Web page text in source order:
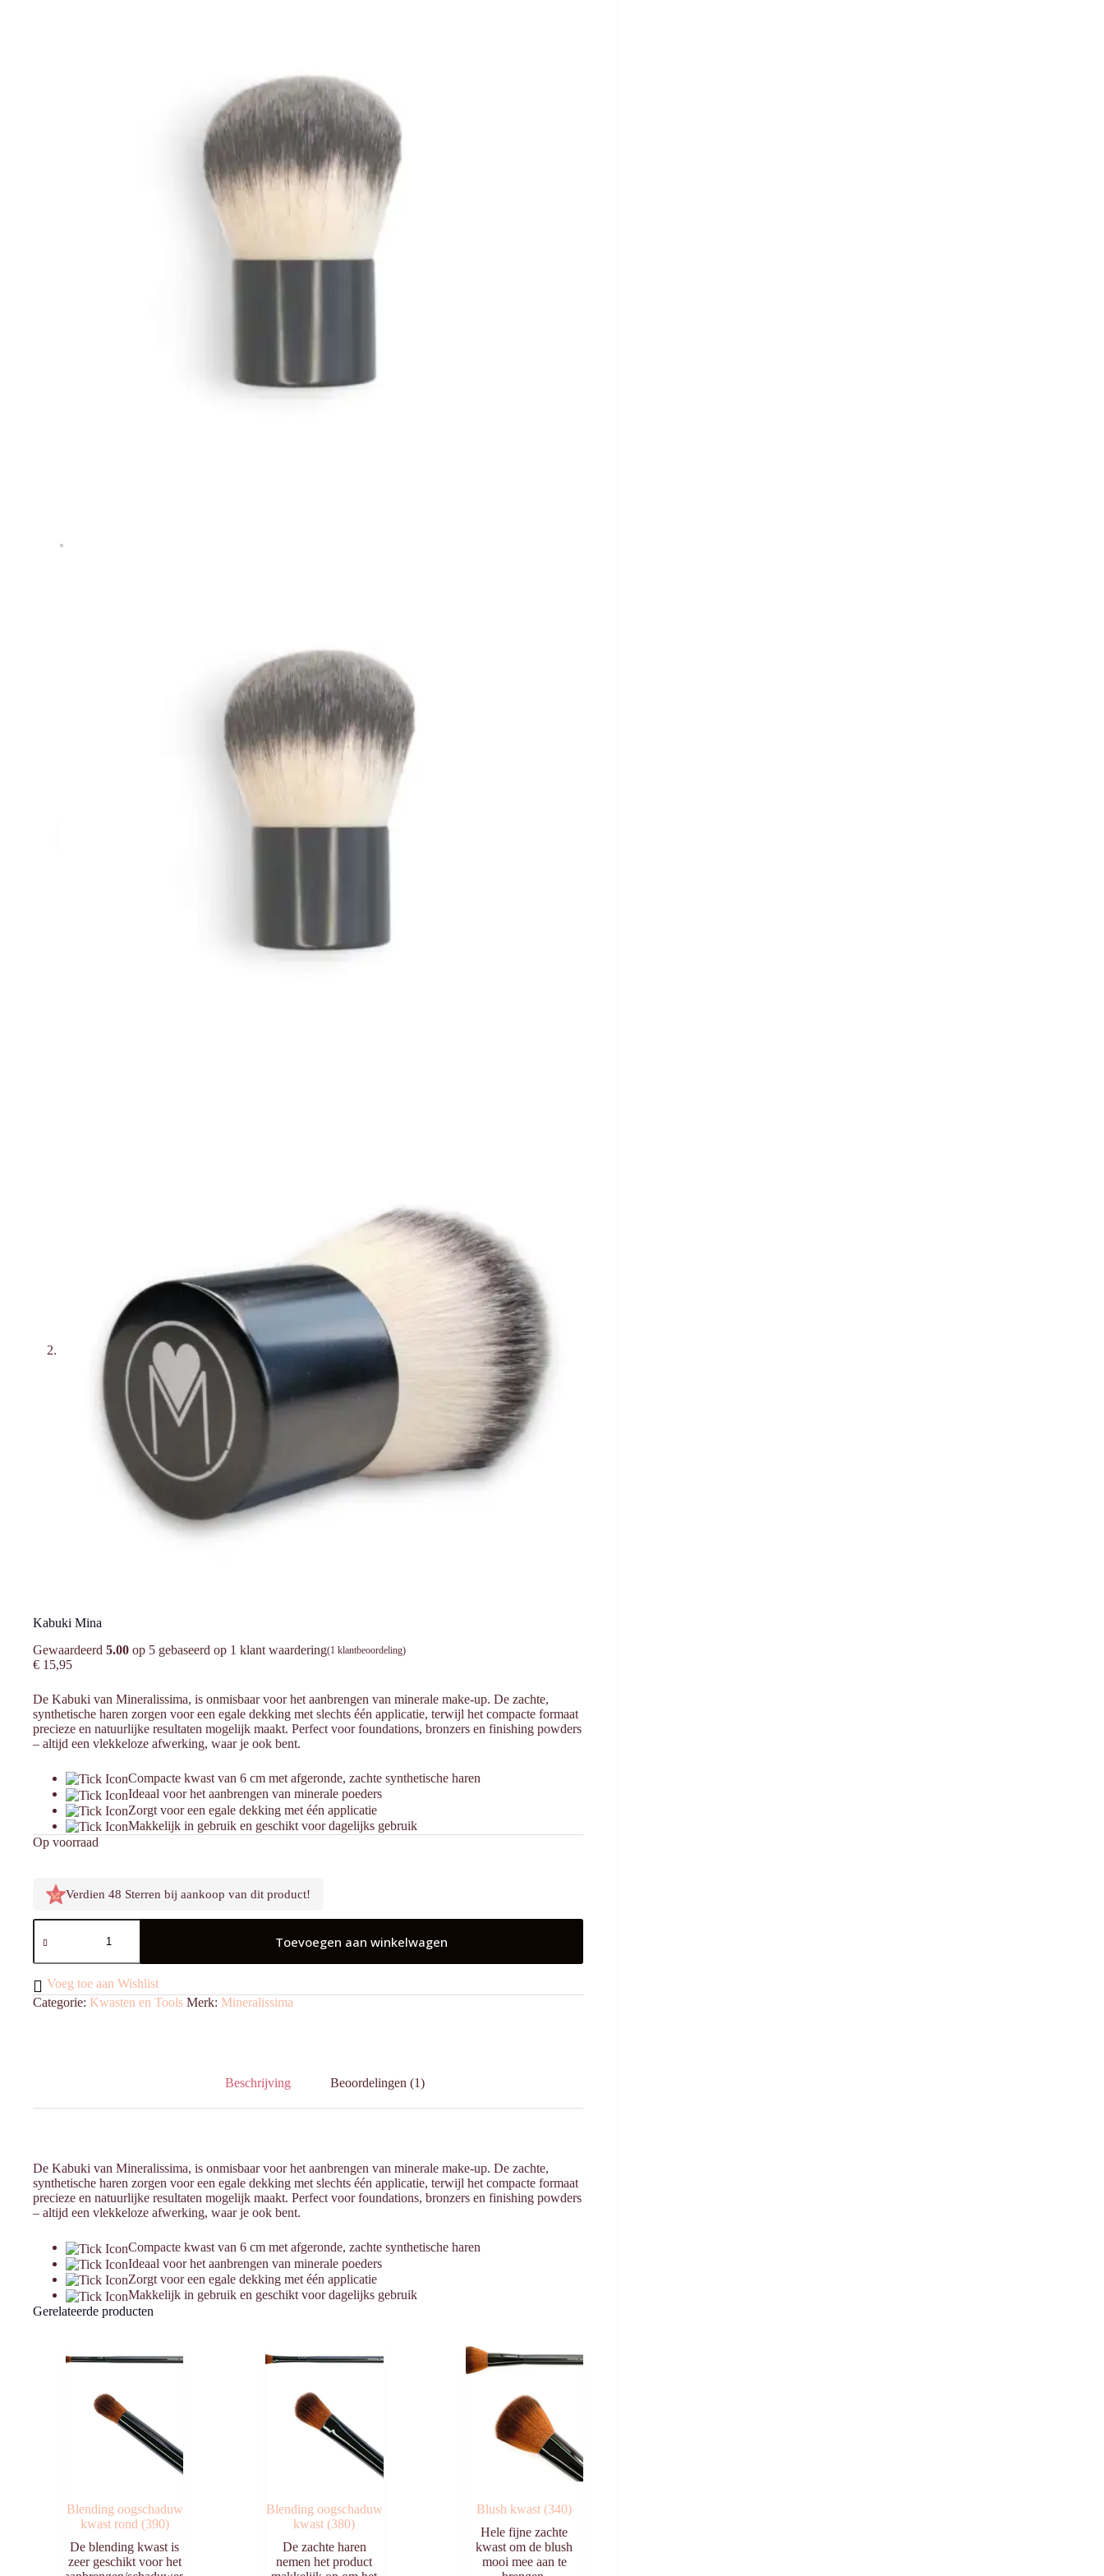
Kabuki Mina
Gewaardeerd 5.00 op 5 gebaseerd op 1 klant waardering(1 klantbeoordeling)
€ 15,95
De Kabuki van Mineralissima, is onmisbaar voor het aanbrengen van minerale make-up. De zachte,
synthetische haren zorgen voor een egale dekking met slechts één applicatie, terwijl het compacte formaat
precieze en natuurlijke resultaten mogelijk maakt. Perfect voor foundations, bronzers en finishing powders
– altijd een vlekkeloze afwerking, waar je ook bent.
Compacte kwast van 6 cm met afgeronde, zachte synthetische haren
Ideaal voor het aanbrengen van minerale poeders
Zorgt voor een egale dekking met één applicatie
Makkelijk in gebruik en geschikt voor dagelijks gebruik
Op voorraad
Verdien 48 Sterren bij aankoop van dit product!
Kabuki
Mina
Toevoegen aan winkelwagen
Voeg toe aan Wishlist
Categorie: Kwasten en Tools Merk: Mineralissima
Beschrijving Beoordelingen (1)
De Kabuki van Mineralissima, is onmisbaar voor het aanbrengen van minerale make-up. De zachte,
synthetische haren zorgen voor een egale dekking met slechts één applicatie, terwijl het compacte formaat
precieze en natuurlijke resultaten mogelijk maakt. Perfect voor foundations, bronzers en finishing powders
– altijd een vlekkeloze afwerking, waar je ook bent.
Compacte kwast van 6 cm met afgeronde, zachte synthetische haren
Ideaal voor het aanbrengen van minerale poeders
Zorgt voor een egale dekking met één applicatie
Makkelijk in gebruik en geschikt voor dagelijks gebruik
Gerelateerde producten
Blending oogschaduw
kwast rond (390)
De blending kwast is
zeer geschikt voor het
Blending oogschaduw
kwast (380)
De zachte haren
nemen het product
Blush kwast (340)
Hele fijne zachte
kwast om de blush
mooi mee aan te